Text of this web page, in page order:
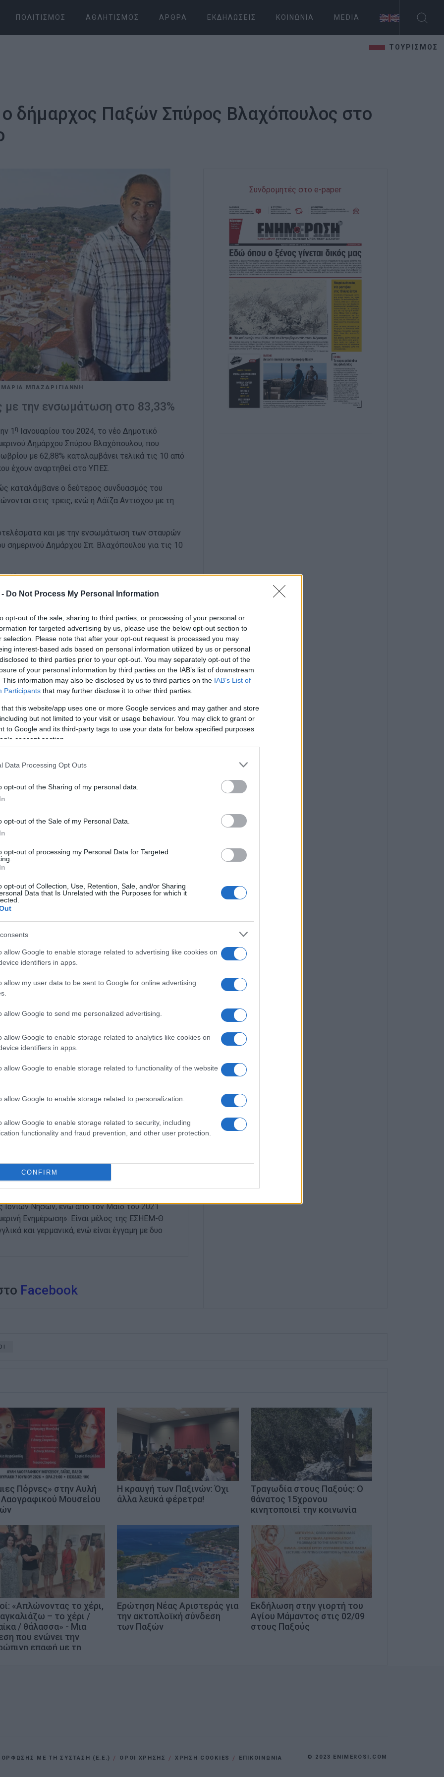
Do Not Process My Personal Information
opt-out of the sale, sharing to third parties, or processing of your personal or
for targeted advertising by us, please use the below opt-out section to
selection. Please note that after your opt-out request is processed you may
interest-based ads based on personal information utilized by us or personal
to third parties prior to your opt-out. You may separately opt-out of the
of your personal information by third parties on the IAB’s list of downstream
This information may also be disclosed by us to third parties on the IAB’s List of
Participants that may further disclose it to other third parties.
that this website/app uses one or more Google services and may gather and store
but not limited to your visit or usage behaviour. You may click to grant or
to Google and its third-party tags to use your data for below specified purposes
consent section.
Data Processing Opt Outs
opt-out of the Sharing of my personal data.
opt-out of the Sale of my Personal Data.
opt-out of processing my Personal Data for Targeted
opt-out of Collection, Use, Retention, Sale, and/or Sharing
Data that Is Unrelated with the Purposes for which it
allow Google to enable storage related to advertising like cookies on
identifiers in apps.
allow my user data to be sent to Google for online advertising
allow Google to send me personalized advertising.
allow Google to enable storage related to analytics like cookies on
identifiers in apps.
allow Google to enable storage related to functionality of the website
allow Google to enable storage related to personalization.
allow Google to enable storage related to security, including
functionality and fraud prevention, and other user protection.
CONFIRM
ΠΟΛΙΤΙΣΜΌΣ ΑΘΛΗΤΙΣΜΌΣ ΆΡΘΡΑ ΕΚΔΗΛΏΣΕΙΣ ΚΟΙΝΩΝΊΑ MEDIA
ΤΟΥΡΙΣΜΟΣ
δήμαρχος Παξών Σπύρος Βλαχόπουλος στο
ΜΑΡΙΑ ΜΠΑΖΔΡΙΓΙΑΝΝΗ
με την ενσωμάτωση στο 83,33%
1 η
Ιανουαρίου του 2024, το νέο Δημοτικό
Δημάρχου Σπύρου Βλαχόπουλου, που
με 62,88% καταλαμβάνει τελικά τις 10 από
έχουν αναρτηθεί στο ΥΠΕΣ.
καταλάμβανε ο δεύτερος συνδυασμός του
στις τρεις, ενώ η Λάϊζα Αντιόχου με τη
και με την ενσωμάτωση των σταυρών
σημερινού Δημάρχου Σπ. Βλαχόπουλου για τις 10
δεύτερη με ποσοστό 23,23%
προηγούνται έναντι των άλλων υποψηφίων του
σύμβουλος εκλέγεται η επικεφαλής της
ότι θα έχει τον Σωτήρη-Μαλιφούς
ψήφους για την δεύτερη έδρα.
ανήλθε στο 57,80%. Ειδικότερα, από τους
ψηφοδέλτια βρέθηκαν 1.425, άκυρα 32 και λευκά
είναι ενδεικτικά και προέρχονται
Εσωτεικών. Τα επίσημα στοιχεία
γεννήθηκε και μεγάλωσε στη Θεσσαλονίκη.
Θεσσαλονίκης. Εργάστηκε ως
σε περιοδικά της συμπρωτεύουσας και εν
«Αγγελιοφόρος» υπηρετώντας το ελεύθερο
συντονισμό ύλης σε έκτακτες ένθετες
Τα έτη 2016 – 2017 υπήρξε διδάσκουσα
Συντακτών & Ρεπόρτερ του Δημόσιου ΙΕΚ
Ιονίων Νήσων, ενώ από τον Μάιο του 2021
Ενημέρωση». Είναι μέλος της ΕΣΗΕΜ-Θ
και γερμανικά, ενώ είναι έγγαμη με δυο
Facebook
Συνδρομητές στο e-paper
Πόρνες» στην Αυλή
Μουσείου
Η κραυγή των Παξινών: Όχι
άλλα λευκά φέρετρα!
Τραγωδία στους Παξούς: Ο
θάνατος 15χρονου
κινητοποιεί την κοινωνία
«Απλώνοντας το χέρι,
– το χέρι /
/ θάλασσα» - Μια
που ενώνει την
επαφή με τη
Ερώτηση Νέας Αριστεράς για
την ακτοπλοϊκή σύνδεση
των Παξών
Εκδήλωση στην γιορτή του
Αγίου Μάμαντος στις 02/09
στους Παξούς
ΜΕ ΤΗ ΣΥΣΤΑΣΗ (Ε.Ε.) ΌΡΟΙ ΧΡΗΣΗΣ ΧΡΗΣΗ COOKIES ΕΠΙΚΟΙΝΩΝΙΑ © 2023 ENIMEROSI.COM